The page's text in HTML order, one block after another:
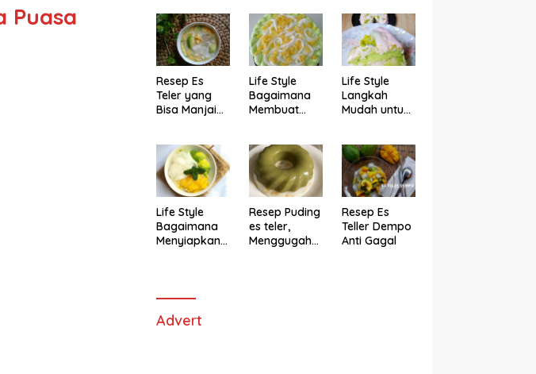
Puasa
Resep Es
Teler yang
Bisa Manjain
Life Style
Bagaimana
Membuat
Life Style
Langkah
Mudah untuk
Alpukat
Magicom,
Enak Banget
Life Style
Bagaimana
Menyiapkan
Selera
Resep Puding
es teler,
Menggugah
Resep Es
Teller Dempo
Anti Gagal
Advert